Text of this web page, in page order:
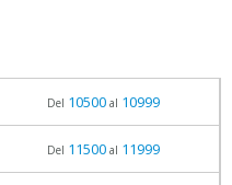
Del 10500al 10999
Del 11500al 11999